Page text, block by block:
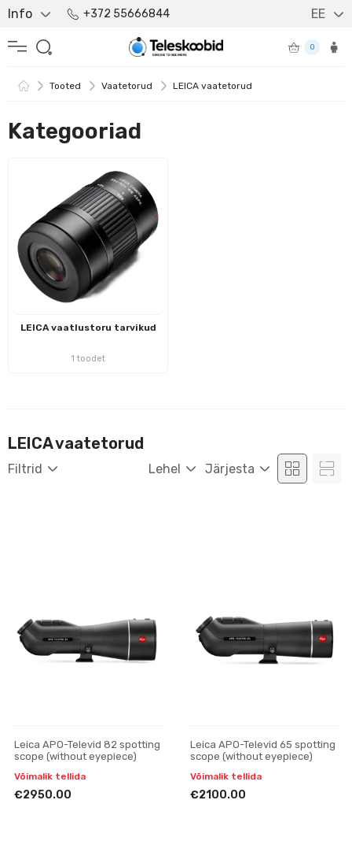
Info +372 55666844 EE
0
Tooted Vaatetorud LEICA vaatetorud
Kategooriad
LEICA vaatlustoru tarvikud
1 toodet
LEICA vaatetorud
Filtrid Lehel Järjesta
Leica APO-Televid 82 spotting
scope (without eyepiece)
Võimalik tellida
€2950.00
Leica APO-Televid 65 spotting
scope (without eyepiece)
Võimalik tellida
€2100.00